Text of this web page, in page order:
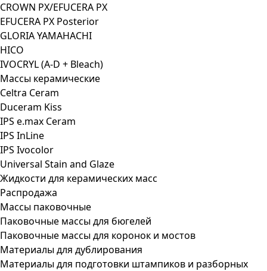
CROWN PX/EFUCERA PX
EFUCERA PX Posterior
GLORIA YAMAHACHI
HICO
IVOCRYL (A-D + Bleach)
Массы керамические
Celtra Ceram
Duceram Kiss
IPS e.max Ceram
IPS InLine
IPS Ivocolor
Universal Stain and Glaze
Жидкости для керамических масс
Распродажа
Массы паковочные
Паковочные массы для бюгелей
Паковочные массы для коронок и мостов
Материалы для дублирования
Материалы для подготовки штампиков и разборных